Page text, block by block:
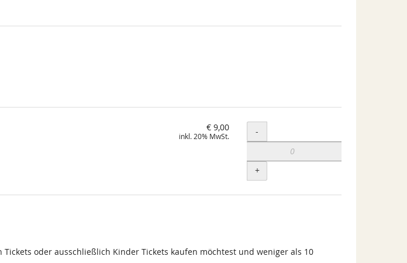
€ 9,00
inkl. 20% MwSt. Menge
-
+
oder ausschließlich Kinder Tickets kaufen möchtest und weniger als 10